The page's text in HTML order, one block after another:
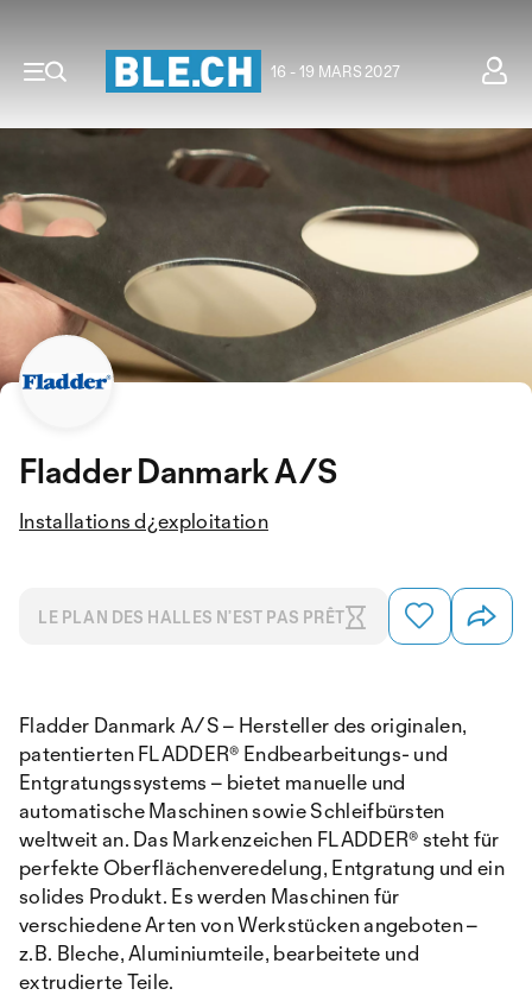
16 - 19 MARS 2027
Fladder Danmark A/S
Installations d¿exploitation
LE PLAN DES HALLES N’EST PAS PRÊT
Fladder Danmark A/S – Hersteller des originalen,
patentierten FLADDER® Endbearbeitungs- und
Entgratungssystems – bietet manuelle und
automatische Maschinen sowie Schleifbürsten
weltweit an. Das Markenzeichen FLADDER® steht für
perfekte Oberflächenveredelung, Entgratung und ein
solides Produkt. Es werden Maschinen für
verschiedene Arten von Werkstücken angeboten –
z.B. Bleche, Aluminiumteile, bearbeitete und
extrudierte Teile.